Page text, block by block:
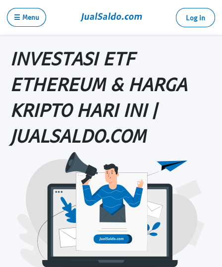
☰ Menu Log in
INVESTASI ETF
ETHEREUM & HARGA
KRIPTO HARI INI |
JUALSALDO.COM